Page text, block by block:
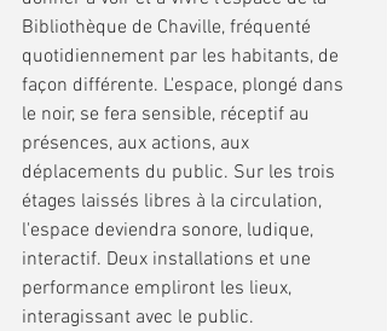
Bibliothèque de Chaville, fréquenté
quotidiennement par les habitants, de
façon différente. L'espace, plongé dans
le noir, se fera sensible, réceptif au
présences, aux actions, aux
déplacements du public. Sur les trois
étages laissés libres à la circulation,
l'espace deviendra sonore, ludique,
interactif. Deux installations et une
performance empliront les lieux,
interagissant avec le public.